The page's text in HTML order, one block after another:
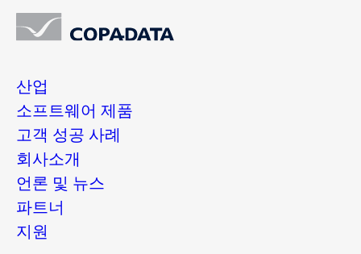
산업
소프트웨어 제품
고객 성공 사례
회사소개
언론 및 뉴스
파트너
지원